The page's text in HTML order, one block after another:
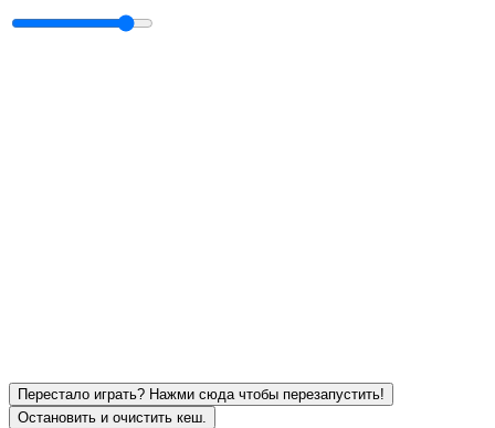
Перестало играть? Нажми сюда чтобы перезапустить!
Остановить и очистить кеш.